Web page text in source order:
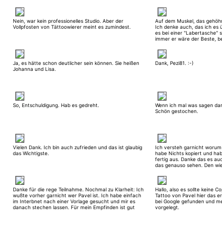
Nein, war kein professionelles Studio. Aber der
Vollpfosten von Tättoowierer meint es zumindest.
Auf dem Muskel, das
Ich denke auch, das ich es
es bei einer "Labertasche"
immer er wäre der Beste,
schon ein paar Jahre her.
Ja, es hätte schon deutlicher sein können. Sie heißen
Johanna und Lisa.
Dank, Pezi81. :-)
So, Entschuldigung. Hab es gedreht.
Wenn ich mal was sagen
Schön gestochen.
Vielen Dank. Ich bin auch zufrieden und das ist glaubig
das Wichtigste.
Ich versteh garnicht
habe Nichts kopiert und
fertig aus. Danke das es
das genauso sehen. Den
seine Weise tättoowieren.
Danke für die rege Teilnahme. Nochmal zu Klarheit: Ich
wußte vorher garnicht wer Pavel ist. Ich habe einfach
im Interbnet nach einer Vorlage gesucht und mir es
danach stechen lassen. Für mein Empfinden ist gut
Hallo, also es sollte keine
Tattoo von Pavel hier das
bei Google gefunden und
vorgelegt.